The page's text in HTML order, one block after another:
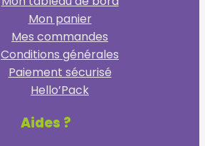
Mon panier
Mes commandes
Conditions générales
Paiement sécurisé
Hello’Pack
Aides ?